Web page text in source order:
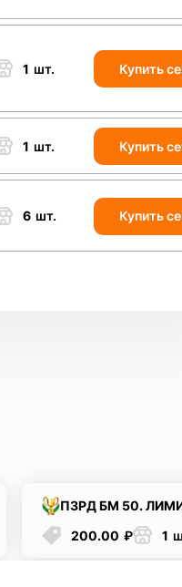
1 шт. Купить
1 шт. Купить
6 шт. Купить
с Пройденным Запретом
ПЗРД БМ 50.
200.00 ₽ 1